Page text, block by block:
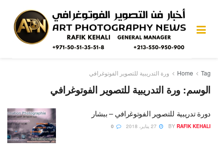
Home Tag ورة التدريبية للتصوير الفوتوغرافي
الوسم: ورة التدريبية للتصوير الفوتوغرافي
دورة تدريبية للتصوير الفوتوغرافي – ببشار
BY RAFIK KEHALI